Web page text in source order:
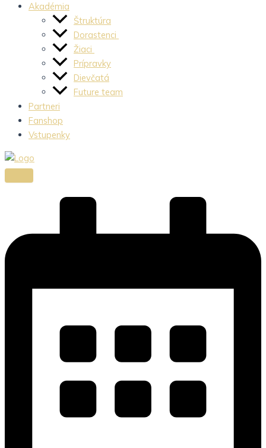
Akadémia
Štruktúra
Dorastenci
Žiaci
Prípravky
Dievčatá
Future team
Partneri
Fanshop
Vstupenky